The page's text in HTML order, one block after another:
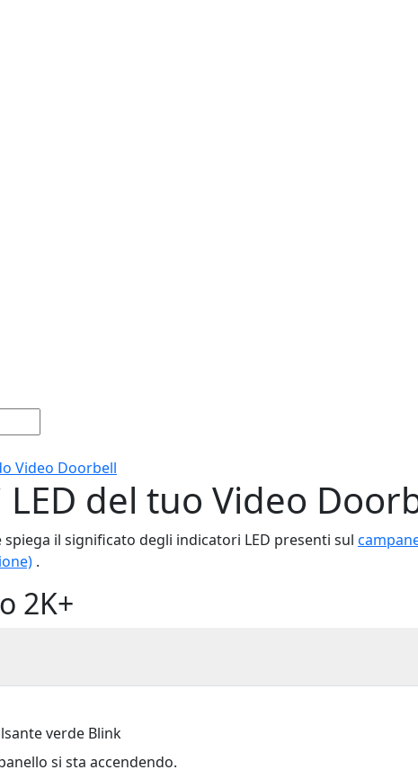
Video Doorbell
del tuo Video
il significato degli indicatori LED presenti sul
.
2K+
verde Blink
si sta accendendo.